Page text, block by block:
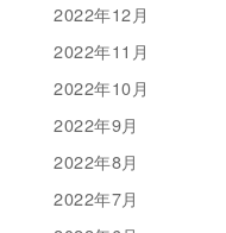
2022年12月
2022年11月
2022年10月
2022年9月
2022年8月
2022年7月